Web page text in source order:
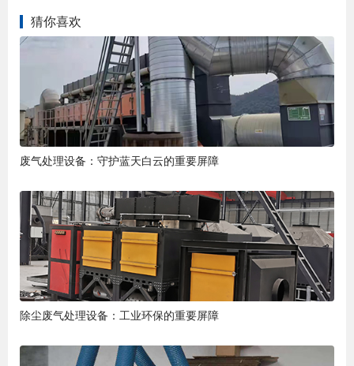
猜你喜欢
废气处理设备：守护蓝天白云的重要屏障
除尘废气处理设备：工业环保的重要屏障